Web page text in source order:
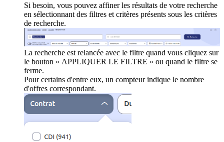
Si besoin, vous pouvez affiner les résultats de votre recherche
en sélectionnant des filtres et critères présents sous les critères
de recherche.
La recherche est relancée avec le filtre quand vous cliquez sur
le bouton « APPLIQUER LE FILTRE » ou quand le filtre se
ferme.
Pour certains d'entre eux, un compteur indique le nombre
d'offres correspondant.